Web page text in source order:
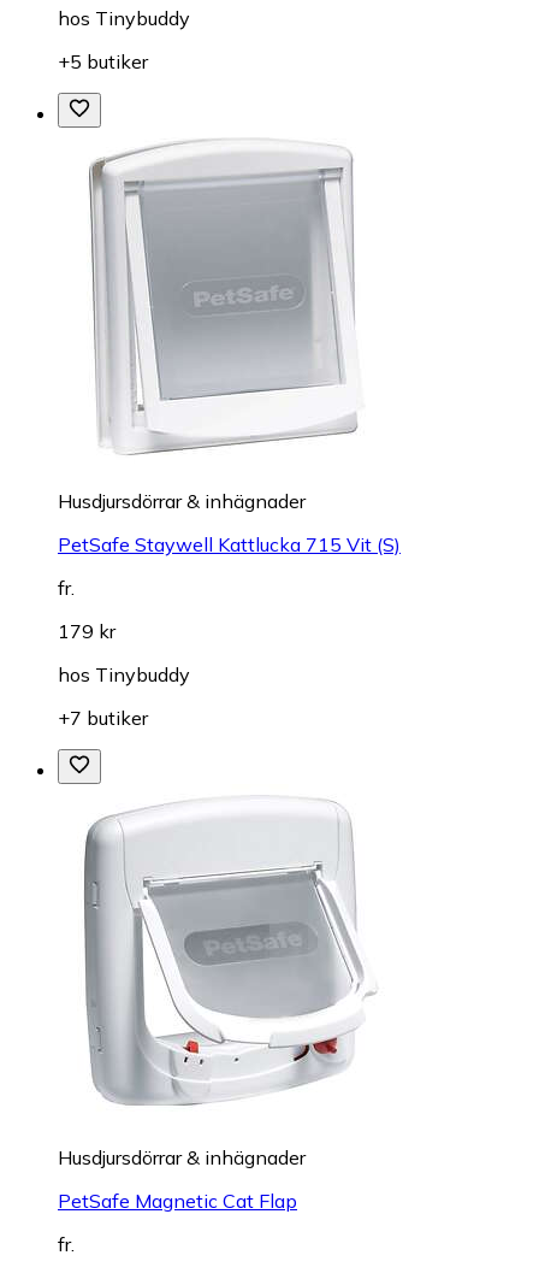
hos Tinybuddy
+5 butiker
Husdjursdörrar & inhägnader
PetSafe Staywell Kattlucka 715 Vit (S)
fr.
179 kr
hos Tinybuddy
+7 butiker
Husdjursdörrar & inhägnader
PetSafe Magnetic Cat Flap
fr.